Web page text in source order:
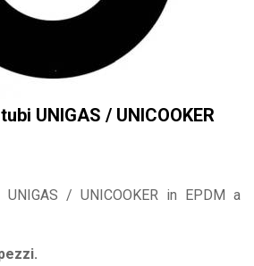
UNIGAS / UNICOOKER
/ UNICOOKER in EPDM a